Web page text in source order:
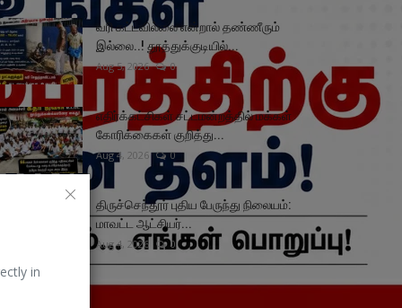
in
வரி கட்டவில்லை என்றால் தண்ணீரும்
இல்லை..! தூத்துக்குடியில்...
Aug 5, 2026 0
எதிர்க்கட்சிகள் சட்டமன்றத்தில் மக்கள்
கோரிக்கைகள் குறித்து...
Aug 4, 2026 0
திருச்செந்தூர் புதிய பேருந்து நிலையம்:
மாவட்ட ஆட்சியர்...
Aug 4, 2026 0